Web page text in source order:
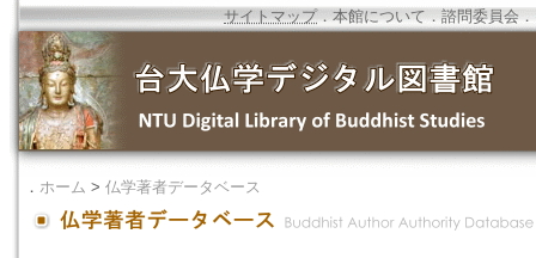
サイトマップ．本館について ．諮問委員会 ．
． ホーム > 仏学著者データベース